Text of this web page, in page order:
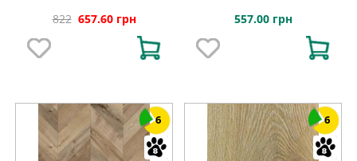
822 657.60 грн 557.00 грн
6 6